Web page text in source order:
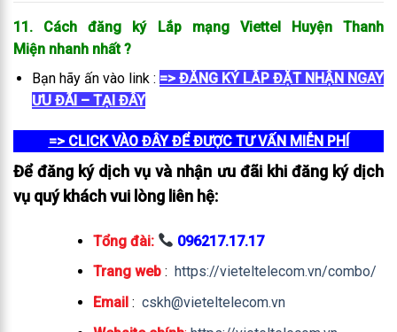
11. Cách đăng ký Lắp mạng Viettel Huyện Thanh
Miện nhanh nhất?
Bạn hãy ấn vào link : => ĐĂNG KÝ LẮP ĐẶT NHẬN NGAY
ƯU ĐÃI – TẠI ĐÂY
=> CLICK VÀO ĐÂY ĐỂ ĐƯỢC TƯ VẤN MIỄN PHÍ
Để đăng ký dịch vụ và nhận ưu đãi khi đăng ký dịch
vụ quý khách vui lòng liên hệ:
Tổng đài:
096217.17.17
Trang web: https://vieteltelecom.vn/combo/
Email: cskh@vieteltelecom.vn